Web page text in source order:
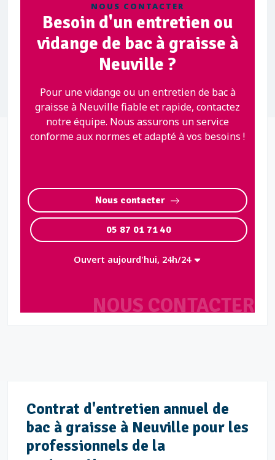
NOUS CONTACTER
NOUS CONTACTER
Besoin d'un entretien ou
vidange de bac à graisse à
Neuville ?
Pour une vidange ou un entretien de bac à
graisse à Neuville fiable et rapide, contactez
notre équipe. Nous assurons un service
conforme aux normes et adapté à vos besoins !
Nous contacter
05 87 01 71 40
Ouvert aujourd'hui, 24h/24
Contrat d'entretien annuel de
bac à graisse à Neuville pour les
professionnels de la